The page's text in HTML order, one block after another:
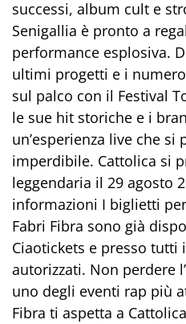
successi, album cult e
Senigallia è pronto a
performance esplosiva.
ultimi progetti e i
sul palco con il Festival
le sue hit storiche e i
un’esperienza live che si
imperdibile. Cattolica si
leggendaria il 29 agosto
informazioni I biglietti
Fabri Fibra sono già
Ciaotickets e presso
autorizzati. Non perdere
uno degli eventi rap più
Fibra ti aspetta a